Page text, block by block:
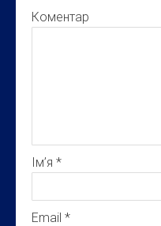
Коментар
Ім’я *
Email *